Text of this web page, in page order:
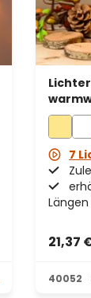
7
Längen
21,37
40052